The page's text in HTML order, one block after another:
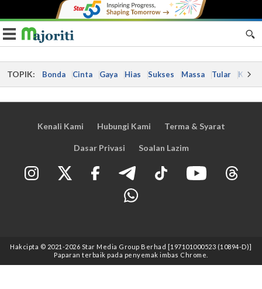
Toggle navigation
TOPIK: Bonda Cinta Gaya Hias Sukses Massa Tular Kes
Kenali Kami Hubungi Kami Terma & Syarat
Dasar Privasi Soalan Lazim
Hakcipta © 2021 -2026 Star Media Group Berhad [197101000523 (10894-D)]
Paparan terbaik pada penyemak imbas Chrome.